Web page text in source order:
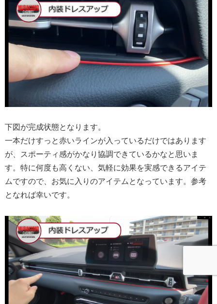
下図が完成状態となります。
一本だけすっと赤いラインが入っているだけではあります
が、スポーティ感がかなり協調できているかなと思いま
す。特に何度も高くない、気軽に効果を実感できるアイテ
ムですので、お気に入りのアイテムとなっています。参考
となれば幸いです。